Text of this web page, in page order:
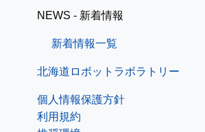
NEWS - 新着情報
新着情報一覧
北海道ロボットラボラトリー
個人情報保護方針
利用規約